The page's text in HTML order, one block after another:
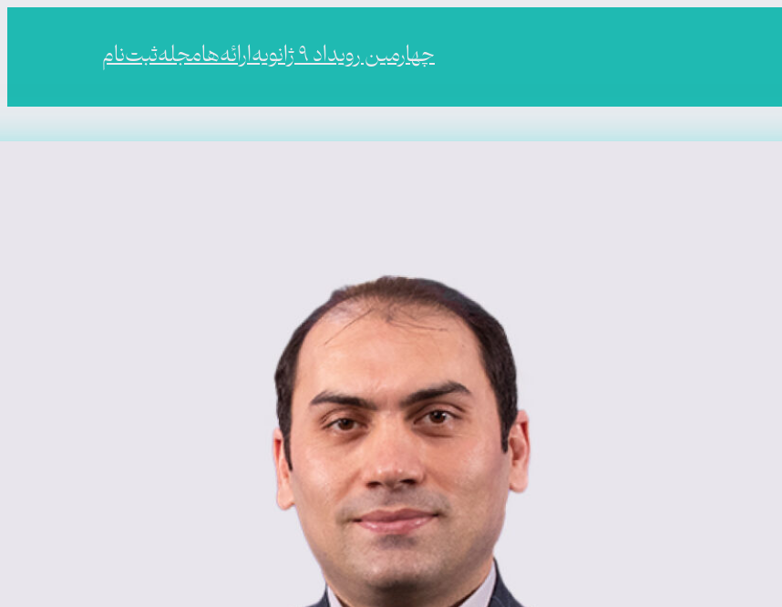
چهارمین رویداد ۹ ژانویه ارائه‌هامجلهثبت‌نام